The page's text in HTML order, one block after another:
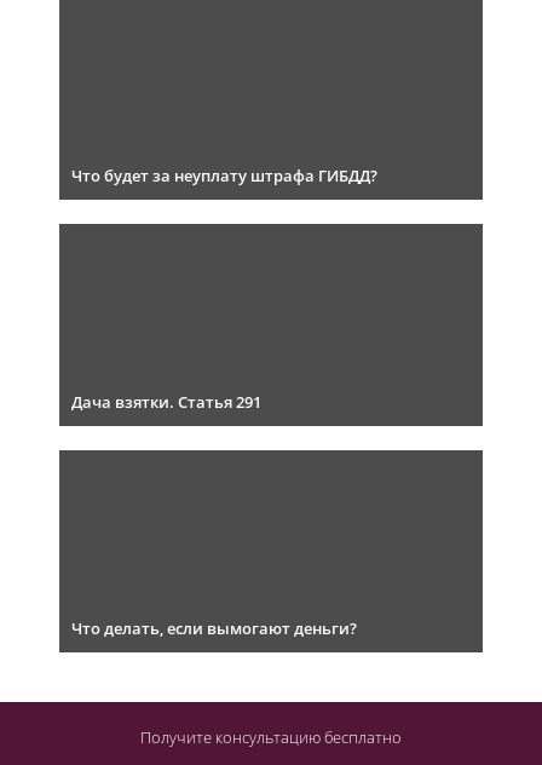
Что будет за неуплату штрафа ГИБДД?
Дача взятки. Статья 291
Что делать, если вымогают деньги?
Получите консультациюбесплатно